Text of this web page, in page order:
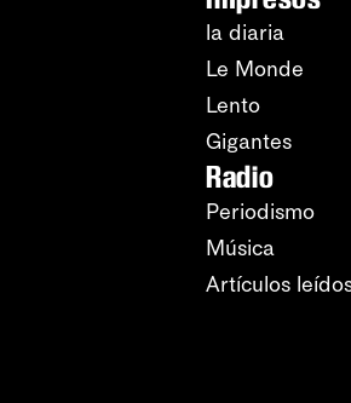
la diaria
Le Monde
Lento
Gigantes
Radio
Periodismo
Música
Artículos